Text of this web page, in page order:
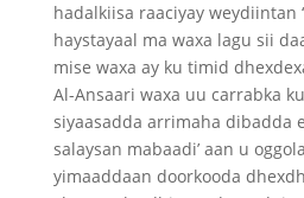
hadalkiisa raaciyay weydiintan
haystayaal ma waxa lagu sii
mise waxa ay ku timid
Al-Ansaari waxa uu carrabka
siyaasadda arrimaha dibadda
salaysan mabaadi’ aan u
yimaaddaan doorkooda